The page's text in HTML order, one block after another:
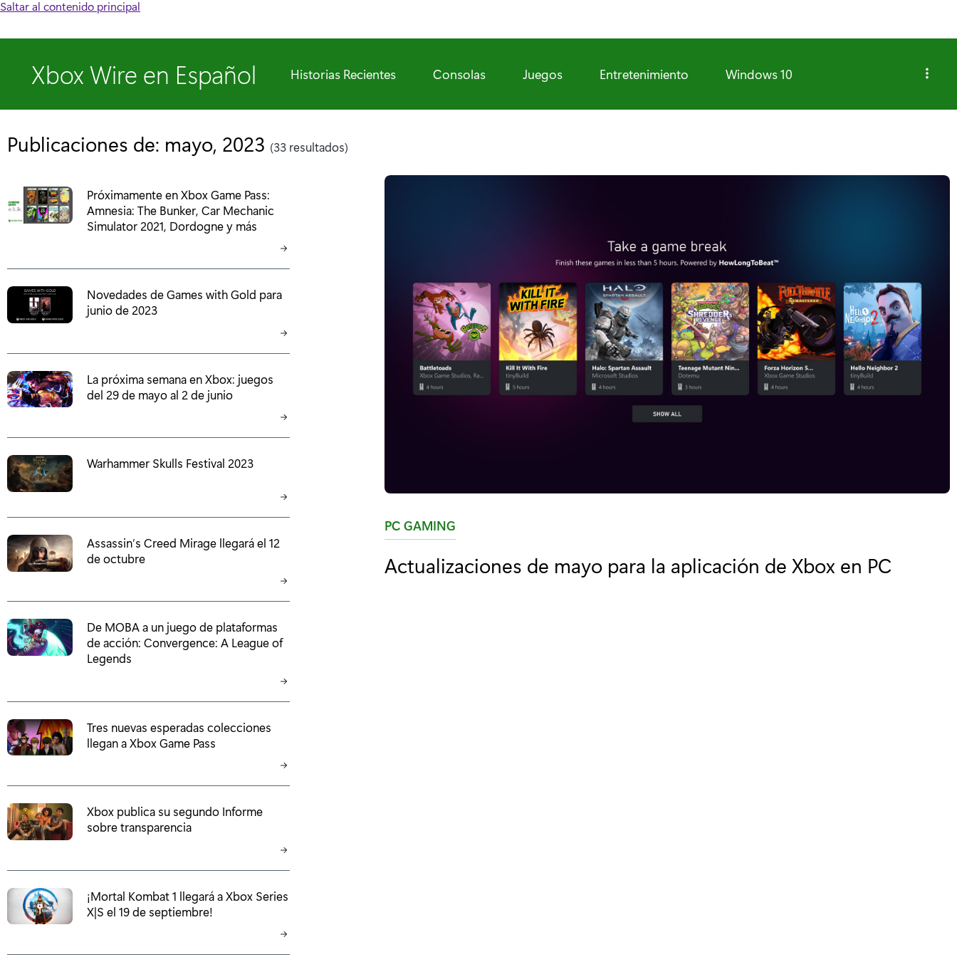
Saltar al contenido principal
Xbox Wire en Español Historias Recientes Consolas Juegos Entretenimiento Windows 10
Publicaciones de: mayo, 2023 (33 resultados)
C
t
PC GAMING
Actualizaciones de mayo para la aplicación de Xbox en PC
Próximamente en Xbox Game Pass:
Amnesia: The Bunker, Car Mechanic
Simulator 2021, Dordogne y más
Novedades de Games with Gold para
junio de 2023
La próxima semana en Xbox: juegos
del 29 de mayo al 2 de junio
Warhammer Skulls Festival 2023
Assassin’s Creed Mirage llegará el 12
de octubre
De MOBA a un juego de plataformas
de acción: Convergence: A League of
Legends
Tres nuevas esperadas colecciones
llegan a Xbox Game Pass
Xbox publica su segundo Informe
sobre transparencia
¡Mortal Kombat 1 llegará a Xbox Series
X|S el 19 de septiembre!